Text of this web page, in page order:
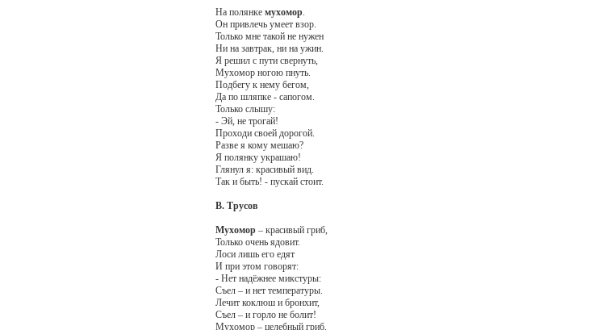
На полянкемухомор.
Он привлечь умеет взор.
Только мне такой не нужен
Ни на завтрак, ни на ужин.
Я решил с пути свернуть,
Мухомор ногою пнуть.
Подбегу к нему бегом,
Да по шляпке - сапогом.
Только слышу:
- Эй, не трогай!
Проходи своей дорогой.
Разве я кому мешаю?
Я полянку украшаю!
Глянул я: красивый вид.
Так и быть! - пускай стоит.
В. Трусов
Мухомор – красивый гриб,
Только очень ядовит.
Лоси лишь его едят
И при этом говорят:
- Нет надёжнее микстуры:
Съел – и нет температуры.
Лечит коклюш и бронхит,
Съел – и горло не болит!
Мухомор – целебный гриб,